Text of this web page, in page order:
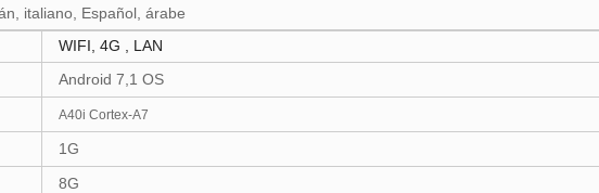
italiano, Español, árabe
WIFI, 4G , LAN
Android 7,1 OS
A40i Cortex-A7
1G
8G